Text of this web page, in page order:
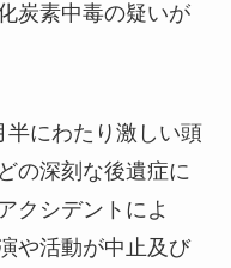
炭素中毒の疑いが
にわたり激しい頭
の深刻な後遺症に
クシデントによ
や活動が中止及び